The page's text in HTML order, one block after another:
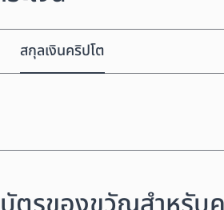
สกุลเงินคริปโต